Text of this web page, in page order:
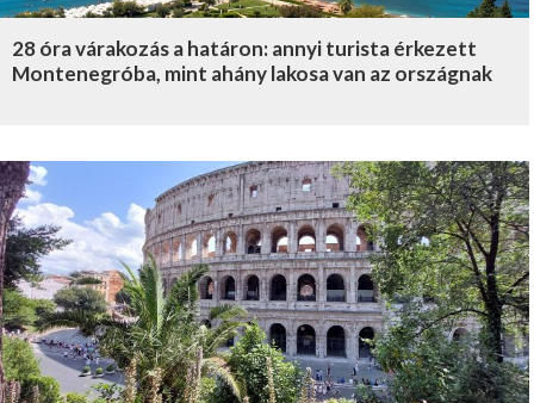
28 óra várakozás a határon: annyi turista érkezett
Montenegróba, mint ahány lakosa van az országnak